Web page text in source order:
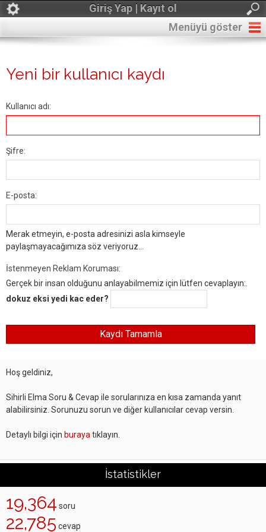
Giriş Yap | Kayıt ol
Menüyü göster
Yeni bir kullanıcı kaydı
Kullanıcı adı:
Şifre:
E-posta:
Merak etmeyin, e-posta adresinizi asla kimseyle
paylaşmayacağımıza söz veriyoruz...
İstenmeyen Reklam Koruması:
Gerçek bir insan olduğunu anlayabilmemiz için lütfen cevaplayın:.
dokuz eksi yedi kac eder?
Hoş geldiniz,
Sihirli Elma Soru & Cevap ile sorularınıza en kısa zamanda yanıt
alabilirsiniz. Sorunuzu sorun ve diğer kullanıcılar cevap versin.
Detaylı bilgi için buraya tıklayın.
İstatistikler
19,364 soru
22,785 cevap